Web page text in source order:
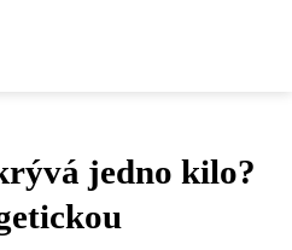
jedno kilo?